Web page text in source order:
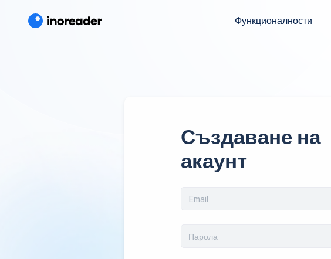
Функционалности
Създаване на
акаунт